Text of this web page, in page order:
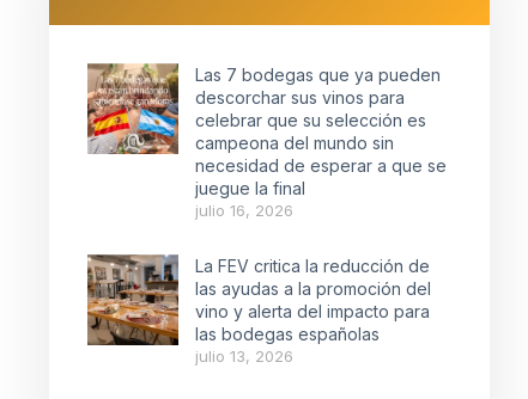
Las 7 bodegas que ya pueden
descorchar sus vinos para
celebrar que su selección es
campeona del mundo sin
necesidad de esperar a que se
juegue la final
julio 16, 2026
La FEV critica la reducción de
las ayudas a la promoción del
vino y alerta del impacto para
las bodegas españolas
julio 13, 2026